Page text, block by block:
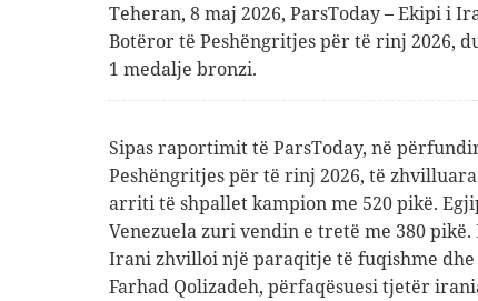
Teheran, 8 maj 2026, ParsToday – Ekipi i
Botëror të Peshëngritjes për të rinj 2026,
1 medalje bronzi.
Sipas raportimit të ParsToday, në
Peshëngritjes për të rinj 2026, të
arriti të shpallet kampion me 520 pikë.
Venezuela zuri vendin e tretë me 380
Irani zhvilloi një paraqitje të fuqishme
Farhad Qolizadeh, përfaqësuesi tjetër